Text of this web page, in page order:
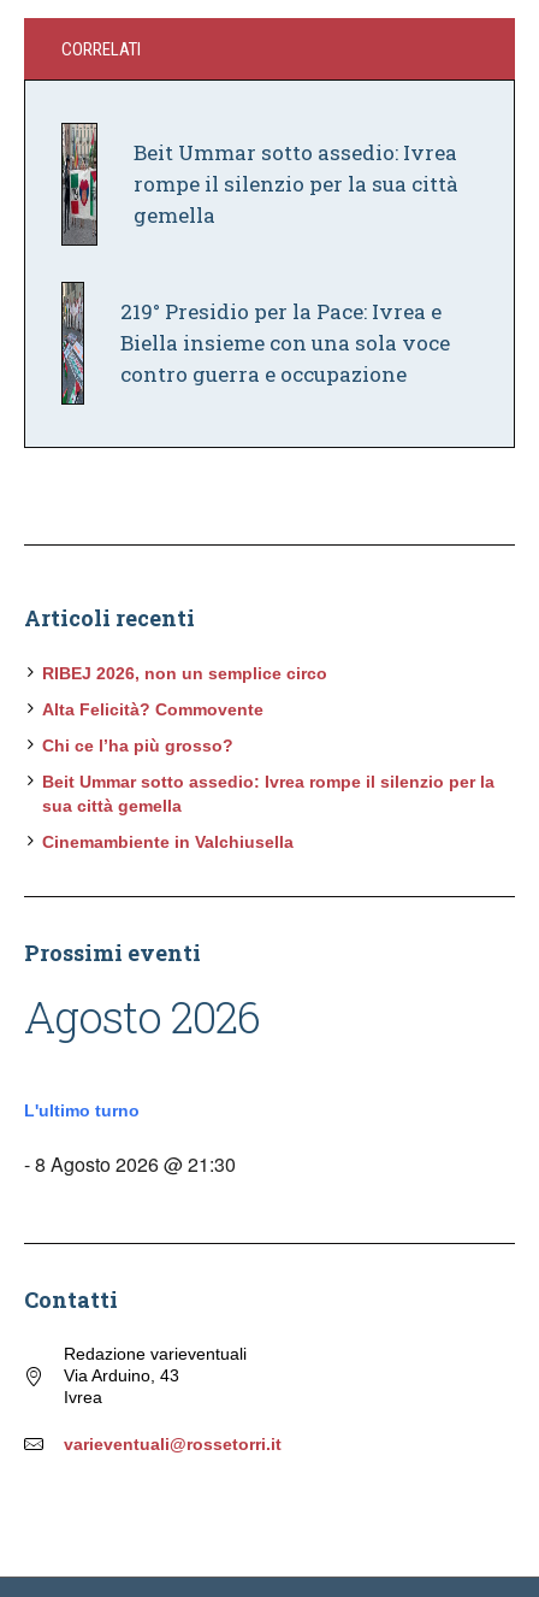
CORRELATI
Beit Ummar sotto assedio: Ivrea
rompe il silenzio per la sua città
gemella
219° Presidio per la Pace: Ivrea e
Biella insieme con una sola voce
contro guerra e occupazione
Articoli recenti
RIBEJ 2026, non un semplice circo
Alta Felicità? Commovente
Chi ce l’ha più grosso?
Beit Ummar sotto assedio: Ivrea rompe il silenzio per la
sua città gemella
Cinemambiente in Valchiusella
Prossimi eventi
Agosto 2026
L'ultimo turno
- 8 Agosto 2026 @ 21:30
Contatti
Redazione varieventuali
Via Arduino, 43
Ivrea
varieventuali@rossetorri.it